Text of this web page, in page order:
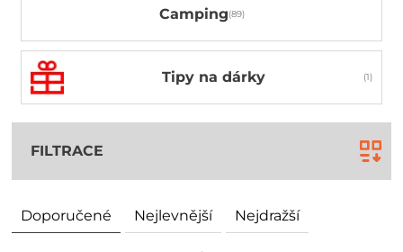
Camping
Tipy na dárky
FILTRACE
Doporučené Nejlevnější Nejdražší